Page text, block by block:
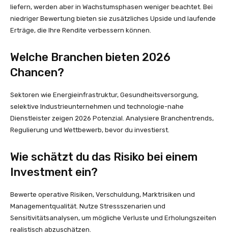
liefern, werden aber in Wachstumsphasen weniger beachtet. Bei
niedriger Bewertung bieten sie zusätzliches Upside und laufende
Erträge, die Ihre Rendite verbessern können.
Welche Branchen bieten 2026
Chancen?
Sektoren wie Energieinfrastruktur, Gesundheitsversorgung,
selektive Industrieunternehmen und technologie-nahe
Dienstleister zeigen 2026 Potenzial. Analysiere Branchentrends,
Regulierung und Wettbewerb, bevor du investierst.
Wie schätzt du das Risiko bei einem
Investment ein?
Bewerte operative Risiken, Verschuldung, Marktrisiken und
Managementqualität. Nutze Stressszenarien und
Sensitivitätsanalysen, um mögliche Verluste und Erholungszeiten
realistisch abzuschätzen.